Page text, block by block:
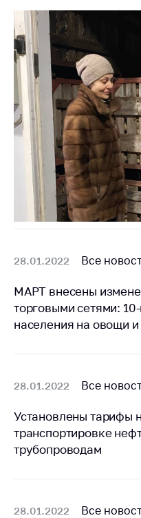
Применение мер
нетарифного
регулирования
Биржевая
Выставочная
деятельность в
Республике
Беларусь
Защита
персональных
данных
Новости
Обратиться в
граждан и юр.
Прямaя
линия
Электронные
Сообщить о
цен на товары
Сообщить о росте
изделия
28.01.2022 Все
МАРТ внесены
торговыми сетями:
населения на овощи
28.01.2022 Все
Установлены тарифы
транспортировке
трубопроводам
28.01.2022 Все